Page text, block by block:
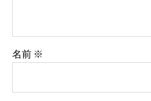
名前 ※